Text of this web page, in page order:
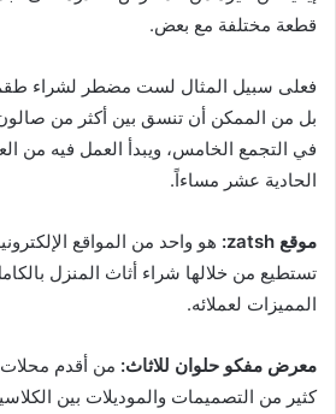
قطعة مختلفة مع بعض.
فعلى سبيل المثال لست مضطر لشراء طقم
بل من الممكن أن تنسق بين أكثر من
في التجمع الخامس، ويبدأ العمل فيه من
الحادية عشر مساءاً.
موقع zatsh:
هو واحد من المواقع
تستطيع من خلالها شراء أثاث المنزل
المميزات لعملائه.
معرض مفكو حلوان للاثاث: من أقدم محلات
كثير من التصميمات والموديلات بين